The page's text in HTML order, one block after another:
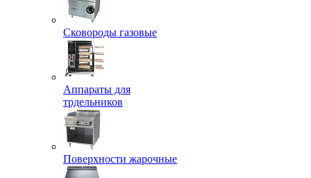
Сковороды газовые
Аппараты для
трдельников
Поверхности жарочные